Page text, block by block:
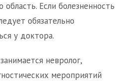
Если болезненность
обязательно
у доктора.
невролог,
мероприятий